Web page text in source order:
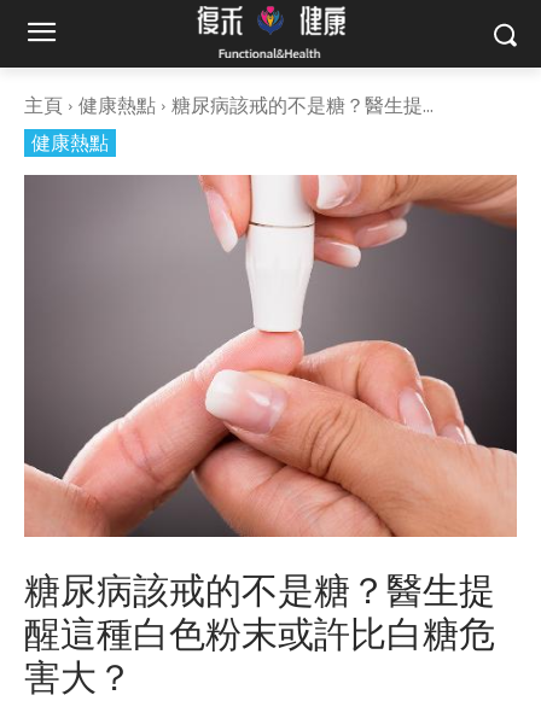
主頁 健康熱點 糖尿病該戒的不是糖？醫生提...
健康熱點
糖尿病該戒的不是糖？醫生提
醒這種白色粉末或許比白糖危
害大？